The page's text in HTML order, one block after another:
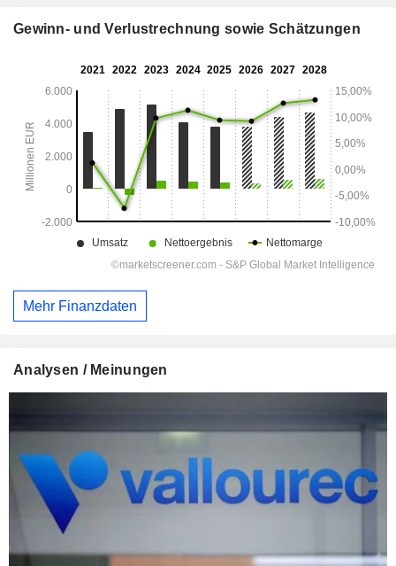
Gewinn- und Verlustrechnung sowie Schätzungen
Mehr Finanzdaten
Analysen / Meinungen